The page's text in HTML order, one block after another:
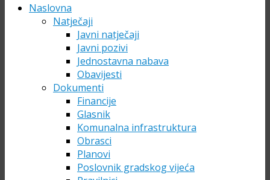
Skip Naslovna
Natječaji
Javni natječaji
Javni pozivi
Jednostavna nabava
Obavijesti
Dokumenti
Financije
Glasnik
Komunalna infrastruktura
Obrasci
Planovi
Poslovnik gradskog vijeća